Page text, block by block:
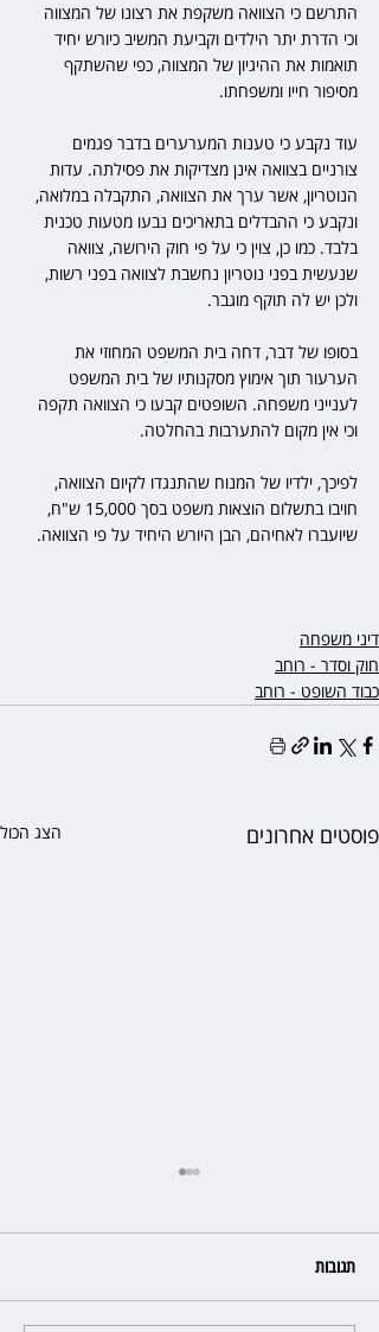
התרשם כי הצוואה משקפת את רצונו של המצווה
וכי הדרת יתר הילדים וקביעת המשיב כיורש יחיד
תואמות את ההיגיון של המצווה, כפי שהשתקף
מסיפור חייו ומשפחתו.
עוד נקבע כי טענות המערערים בדבר פגמים
צורניים בצוואה אינן מצדיקות את פסילתה. עדות
הנוטריון, אשר ערך את הצוואה, התקבלה במלואה,
ונקבע כי ההבדלים בתאריכים נבעו מטעות טכנית
בלבד. כמו כן, צוין כי על פי חוק הירושה, צוואה
שנעשית בפני נוטריון נחשבת לצוואה בפני רשות,
ולכן יש לה תוקף מוגבר.
בסופו של דבר, דחה בית המשפט המחוזי את
הערעור תוך אימוץ מסקנותיו של בית המשפט
לענייני משפחה. השופטים קבעו כי הצוואה תקפה
וכי אין מקום להתערבות בהחלטה.
לפיכך, ילדיו של המנוח שהתנגדו לקיום הצוואה,
חויבו בתשלום הוצאות משפט בסך 15,000 ש"ח,
שיועברו לאחיהם, הבן היורש היחיד על פי הצוואה.
דיני משפחה
חוק וסדר - רוחב
כבוד השופט - רוחב
פוסטים אחרונים הצג הכול
תגובות